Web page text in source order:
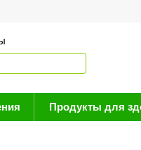
Продукты для